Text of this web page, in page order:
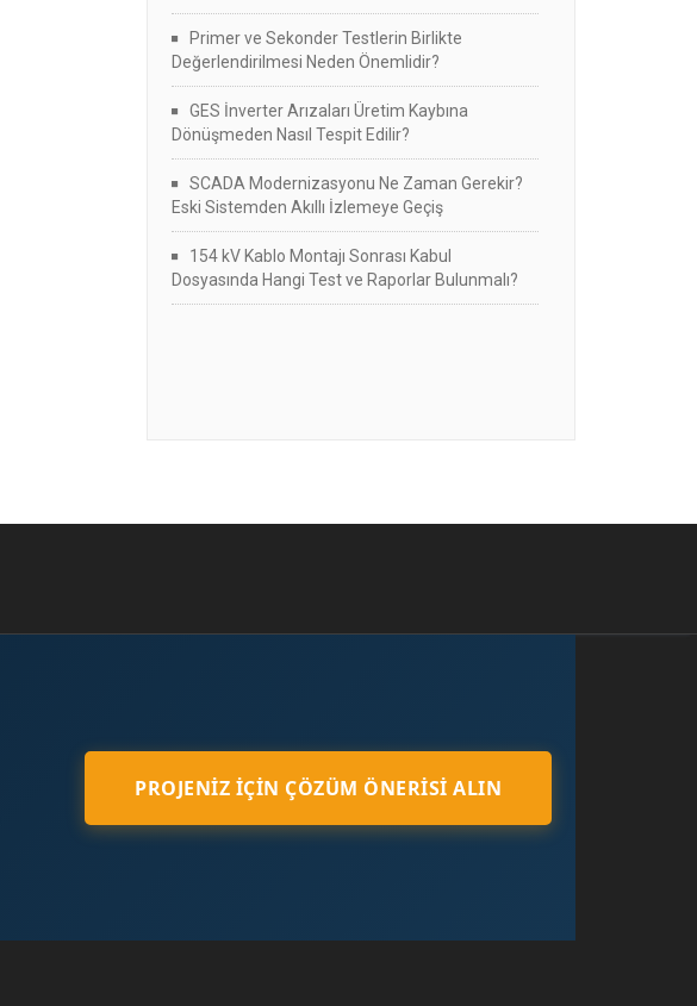
Primer ve Sekonder Testlerin Birlikte
Değerlendirilmesi Neden Önemlidir?
GES İnverter Arızaları Üretim Kaybına
Dönüşmeden Nasıl Tespit Edilir?
SCADA Modernizasyonu Ne Zaman Gerekir?
Eski Sistemden Akıllı İzlemeye Geçiş
154 kV Kablo Montajı Sonrası Kabul
Dosyasında Hangi Test ve Raporlar Bulunmalı?
PROJENIZ İÇIN ÇÖZÜM ÖNERISI ALIN